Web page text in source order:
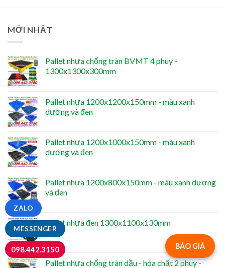
MỚI NHẤT
Pallet nhựa chống tràn BVMT 4 phuy -
1300x1300x300mm
Pallet nhựa 1200x1200x150mm - màu xanh
dương và đen
Pallet nhựa 1200x1000x150mm - màu xanh
dương và đen
Pallet nhựa 1200x800x150mm - màu xanh dương
và đen
Pallet nhựa đen 1300x1100x130mm
Pallet nhựa chống tràn dầu - hóa chất 2 phuy -
BÁO GIÁ
MESSENGER
ZALO
098.442.3150